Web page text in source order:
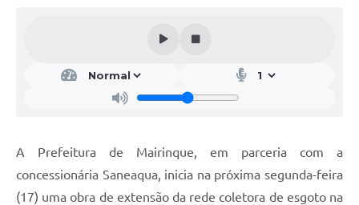
A Prefeitura de Mairinque, em parceria com a
concessionária Saneaqua, inicia na próxima segunda-feira
(17) uma obra de extensão da rede coletora de esgoto na